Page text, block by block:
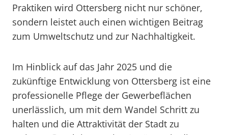
Praktiken wird Ottersberg nicht nur schöner,
sondern leistet auch einen wichtigen Beitrag
zum Umweltschutz und zur Nachhaltigkeit.
Im Hinblick auf das Jahr 2025 und die
zukünftige Entwicklung von Ottersberg ist eine
professionelle Pflege der Gewerbeflächen
unerlässlich, um mit dem Wandel Schritt zu
halten und die Attraktivität der Stadt zu